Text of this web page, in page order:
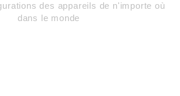
des appareils de n'importe où
dans le monde